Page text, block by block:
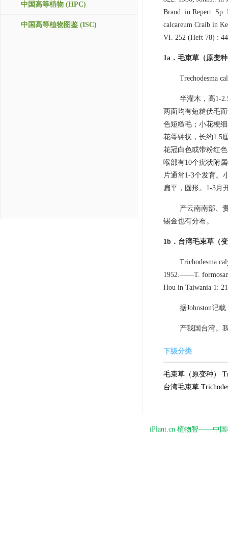
中国高等植物 (HPC)
中国高等植物图鉴 (ISC)
Brand. in Repert.
calcareum Craib in
VI. 252 (Heft 78) :
1a．毛束草（原变
Trechodesma
半灌木，高1-
两面均有短糙伏毛
色短糙毛；小花梗
花萼钟状，长约1.5
花冠白色或带粉红
喉部有10个疣状附
片通常1-3个发育。
扁平，圆形。1-3月
产云南南部、
锡金也有分布。
1b．台湾毛束草（
Trichodesma
1952.——T.
Hou in Taiwania 1:
据Johnston记
产我国台湾。
下级分类
毛束草（原变种）
台湾毛束草
iPlant.cn 植物智——中国